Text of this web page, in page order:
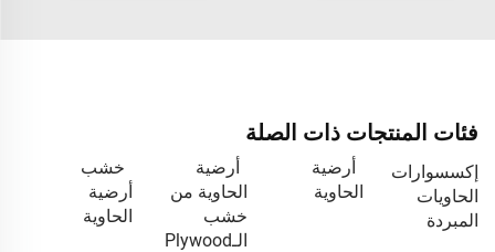
فئات المنتجات ذات الصلة
إكسسوارات
الحاويات
المبردة
أرضية
الحاوية
أرضية
الحاوية من
خشب
الـPlywood
خشب
أرضية
الحاوية